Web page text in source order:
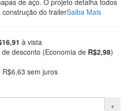
de aço. O projeto detalha todos
do trailerSaiba Mais
à vista
desconto (Economia de R$2,98)
R$6,63 sem juros
+